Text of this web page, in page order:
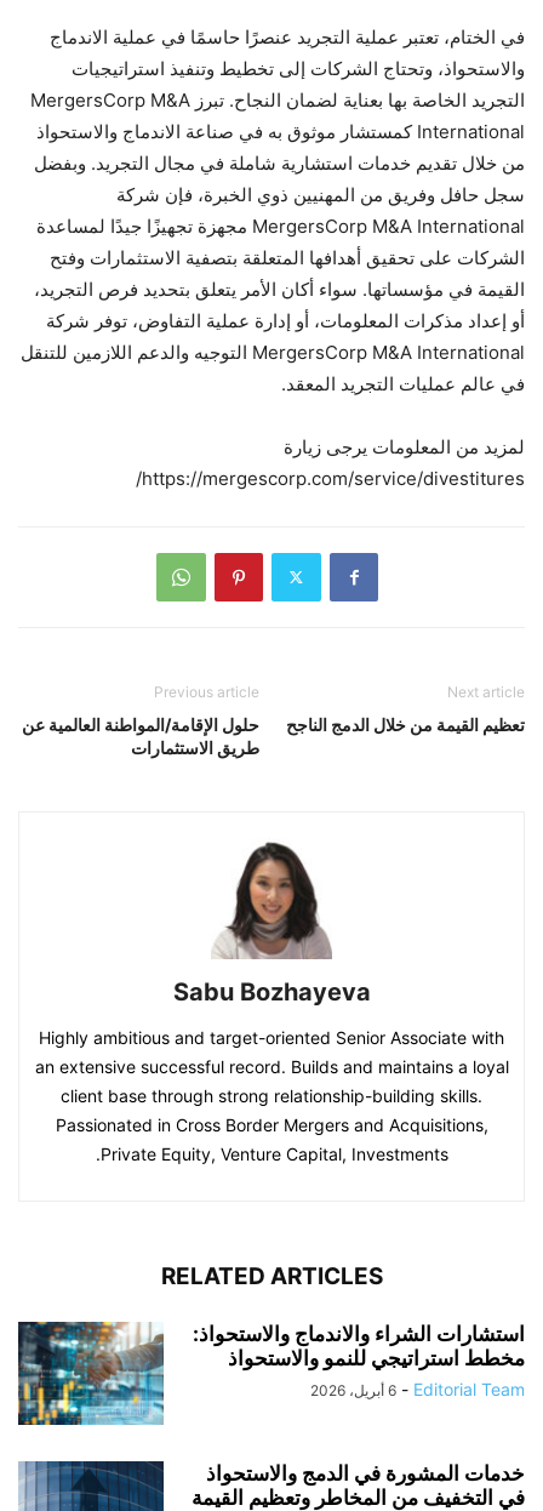
في الختام، تعتبر عملية التجريد عنصرًا حاسمًا في عملية الاندماج
والاستحواذ، وتحتاج الشركات إلى تخطيط وتنفيذ استراتيجيات
التجريد الخاصة بها بعناية لضمان النجاح. تبرز MergersCorp M&A
International كمستشار موثوق به في صناعة الاندماج والاستحواذ
من خلال تقديم خدمات استشارية شاملة في مجال التجريد. وبفضل
سجل حافل وفريق من المهنيين ذوي الخبرة، فإن شركة
MergersCorp M&A International مجهزة تجهيزًا جيدًا لمساعدة
الشركات على تحقيق أهدافها المتعلقة بتصفية الاستثمارات وفتح
القيمة في مؤسساتها. سواء أكان الأمر يتعلق بتحديد فرص التجريد،
أو إعداد مذكرات المعلومات، أو إدارة عملية التفاوض، توفر شركة
MergersCorp M&A International التوجيه والدعم اللازمين للتنقل
في عالم عمليات التجريد المعقد.
لمزيد من المعلومات يرجى زيارة
https://mergescorp.com/service/divestitures/
Previous article
حلول الإقامة/المواطنة العالمية عن
طريق الاستثمارات
Next article
تعظيم القيمة من خلال الدمج الناجح
Sabu Bozhayeva
Highly ambitious and target-oriented Senior Associate with
an extensive successful record. Builds and maintains a loyal
client base through strong relationship-building skills.
Passionated in Cross Border Mergers and Acquisitions,
Private Equity, Venture Capital, Investments.
RELATED ARTICLES
استشارات الشراء والاندماج والاستحواذ:
مخطط استراتيجي للنمو والاستحواذ
Editorial Team
- 6 أبريل، 2026
خدمات المشورة في الدمج والاستحواذ
في التخفيف من المخاطر وتعظيم القيمة